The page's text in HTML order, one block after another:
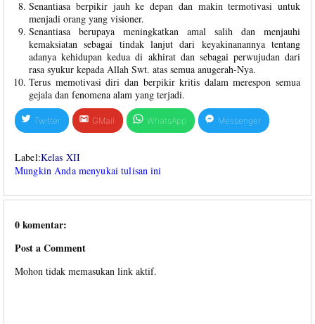
Senantiasa berpikir jauh ke depan dan makin termotivasi untuk
menjadi orang yang visioner.
Senantiasa berupaya meningkatkan amal salih dan menjauhi
kemaksiatan sebagai tindak lanjut dari keyakinanannya tentang
adanya kehidupan kedua di akhirat dan sebagai perwujudan dari
rasa syukur kepada Allah Swt. atas semua anugerah-Nya.
Terus memotivasi diri dan berpikir kritis dalam merespon semua
gejala dan fenomena alam yang terjadi.
Twitter GMail WhatsApp Messenger
Label:Kelas XII
Mungkin Anda menyukai tulisan ini
0 komentar:
Post a Comment
Mohon tidak memasukan link aktif.